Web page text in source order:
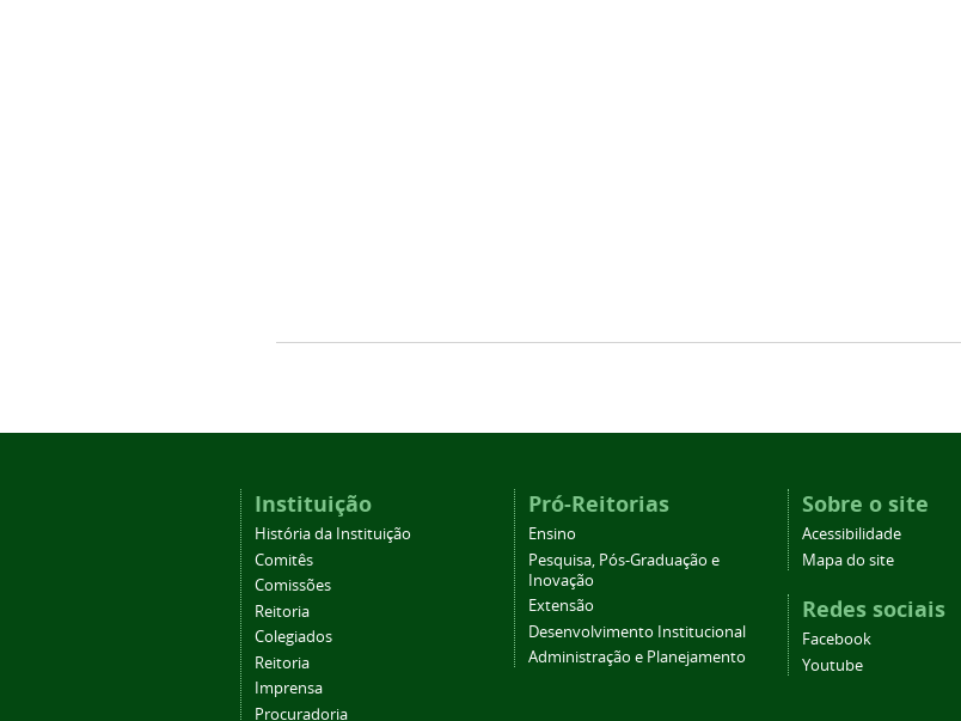
Instituição
História da Instituição
Comitês
Comissões
Reitoria
Colegiados
Reitoria
Imprensa
Procuradoria
Pró-Reitorias
Ensino
Pesquisa, Pós-Graduação e
Inovação
Extensão
Desenvolvimento Institucional
Administração e Planejamento
Sobre o site
Acessibilidade
Mapa do site
Redes sociais
Facebook
Youtube